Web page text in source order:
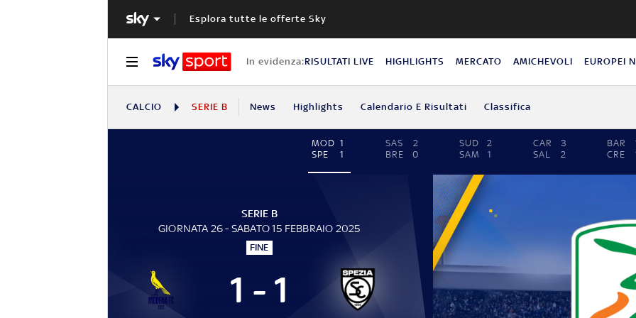
Esplora tutte le offerte Sky
In evidenza:RISULTATI LIVE HIGHLIGHTS MERCATO AMICHEVOLI EUROPEI
CALCIO SERIE B News Highlights Calendario E Risultati Classifica
MOD 1
SPE
1
SAS
2
BRE
0
SUD
2
SAM
1
CAR
3
SAL
2
BAR
CRE
SERIE B
GIORNATA 26 - SABATO 15 FEBBRAIO 2025
FINE
1 - 1